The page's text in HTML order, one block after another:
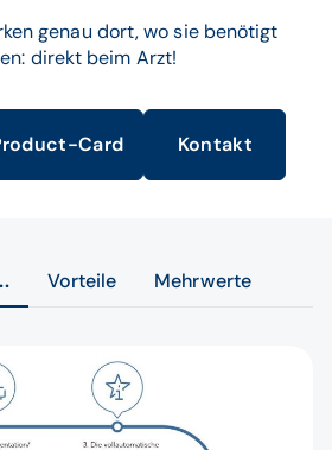
genau dort, wo sie benötigt
direkt beim Arzt!
Card Kontakt
Vorteile Mehrwerte